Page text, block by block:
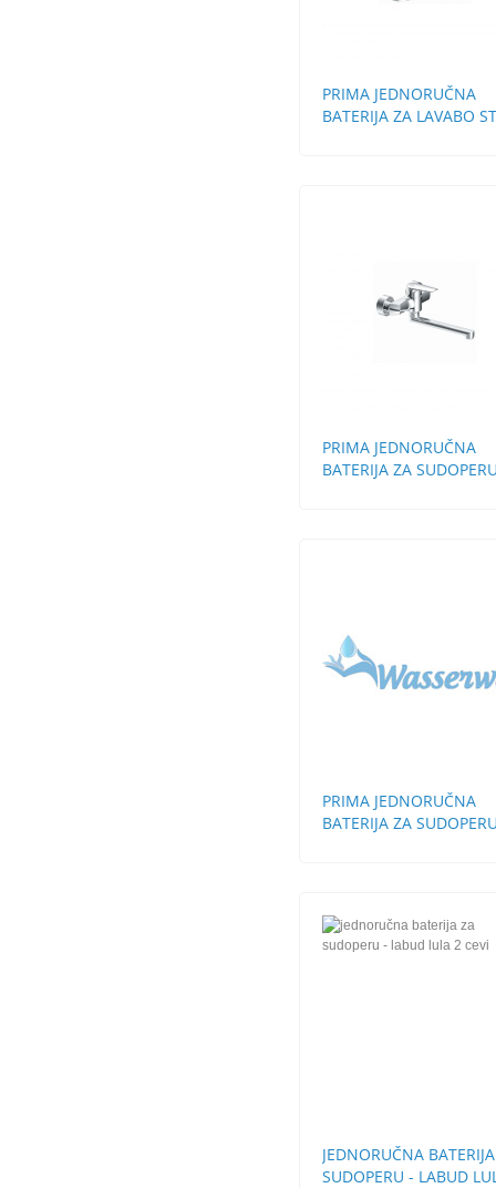
PRIMA JEDNORUČNA
BATERIJA ZA LAVABO
PRIMA JEDNORUČNA
BATERIJA ZA
PRIMA JEDNORUČNA
BATERIJA ZA
JEDNORUČNA
SUDOPERU - LABUD